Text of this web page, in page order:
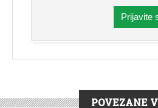
Prijavite
POVEZANE
DRUŠTVO|HRONIKA PEĆINCI|VESTI